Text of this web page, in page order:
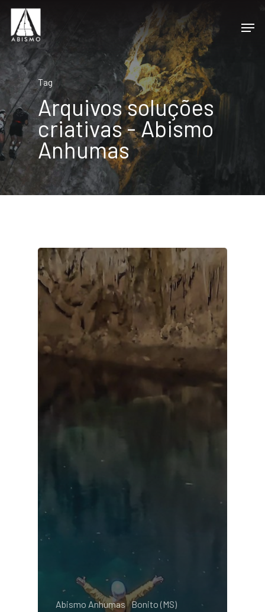
Tag
Arquivos soluções
criativas - Abismo
Anhumas
Abismo Anhumas Bonito (MS)